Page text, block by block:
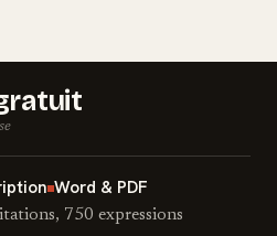
Word & PDF
750 expressions